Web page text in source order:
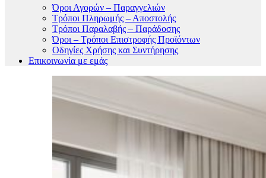
Όροι Αγορών – Παραγγελιών
Τρόποι Πληρωμής – Αποστολής
Τρόποι Παραλαβής – Παράδοσης
Όροι – Τρόποι Επιστροφής Προϊόντων
Οδηγίες Χρήσης και Συντήρησης
Επικοινωνία με εμάς